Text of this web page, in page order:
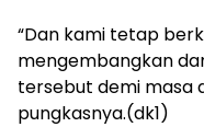
“Dan kami tetap
mengembangkan
tersebut demi masa
pungkasnya.(dk1)